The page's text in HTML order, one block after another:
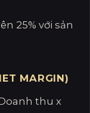
25% với sản
MARGIN)
thu x